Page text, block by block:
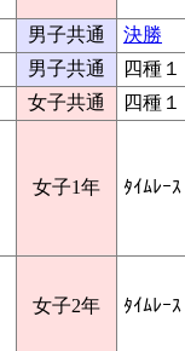
男子共通
決勝
男子共通
四種
女子共通
四種
女子1年 ﾀｲﾑﾚｰｽ
女子2年 ﾀｲﾑﾚｰｽ